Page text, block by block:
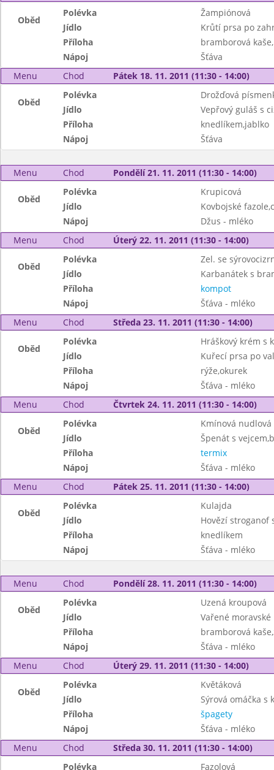
Oběd
Polévka
Žampiónová
Jídlo
Krůtí prsa po
Příloha
bramborová
Nápoj
Šťáva
Menu
Chod Pátek 18. 11. 2011 (11:30 - 14:00)
Oběd
Polévka
Drožďová
Jídlo
Vepřový guláš s
Příloha
knedlíkem,jablko
Nápoj
Šťáva
Menu Chod Pondělí 21. 11. 2011 (11:30 - 14:00)
Oběd
Polévka
Krupicová
Jídlo
Kovbojské
Nápoj
Džus - mléko
Menu
Chod Úterý 22. 11. 2011 (11:30 - 14:00)
Oběd
Polévka
Zel. se
Jídlo
Karbanátek s
Příloha
kompot
Nápoj
Šťáva - mléko
Menu
Chod Středa 23. 11. 2011 (11:30 - 14:00)
Oběd
Polévka
Hráškový krém s
Jídlo
Kuřecí prsa po
Příloha
rýže,okurek
Nápoj
Šťáva - mléko
Menu
Chod Čtvrtek 24. 11. 2011 (11:30 - 14:00)
Oběd
Polévka
Kmínová nudlová
Jídlo
Špenát s
Příloha
termix
Nápoj
Šťáva - mléko
Menu
Chod Pátek 25. 11. 2011 (11:30 - 14:00)
Oběd
Polévka
Kulajda
Jídlo
Hovězí stroganof
Příloha
knedlíkem
Nápoj
Šťáva - mléko
Menu Chod Pondělí 28. 11. 2011 (11:30 - 14:00)
Oběd
Polévka
Uzená kroupová
Jídlo
Vařené moravské
Příloha
bramborová
Nápoj
Šťáva - mléko
Menu
Chod Úterý 29. 11. 2011 (11:30 - 14:00)
Oběd
Polévka
Květáková
Jídlo
Sýrová omáčka s
Příloha
špagety
Nápoj
Šťáva - mléko
Menu
Chod Středa 30. 11. 2011 (11:30 - 14:00)
Polévka Fazolová